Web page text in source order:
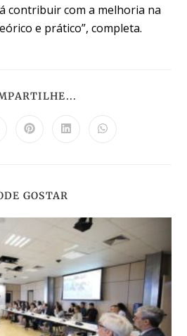
contribuir com a melhoria na
e prático”, completa.
GOSTAR